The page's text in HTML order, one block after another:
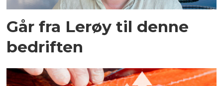
Går fra Lerøy til denne
bedriften